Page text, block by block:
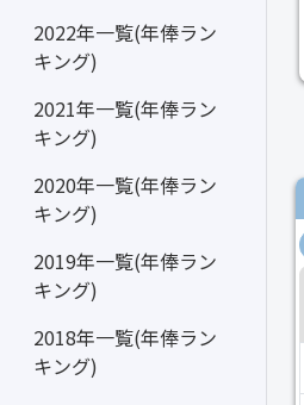
2022年一覧(年俸ラン
キング)
2021年一覧(年俸ラン
キング)
2020年一覧(年俸ラン
キング)
2019年一覧(年俸ラン
キング)
2018年一覧(年俸ラン
キング)